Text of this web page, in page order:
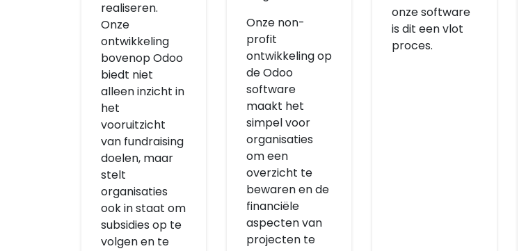
realiseren.
Onze
ontwikkeling
bovenop Odoo
biedt niet
alleen inzicht in
het
vooruitzicht
van fundraising
doelen, maar
stelt
organisaties
ook in staat om
subsidies op te
volgen en te
Onze non-
profit
ontwikkeling op
de Odoo
software
maakt het
simpel voor
organisaties
om een
overzicht te
bewaren en de
financiële
aspecten van
projecten te
onze software
is dit een vlot
proces.